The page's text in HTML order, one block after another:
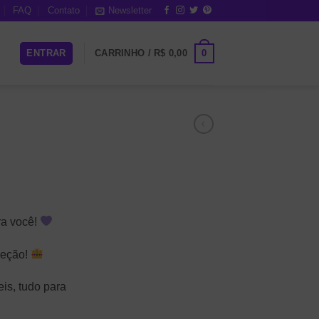
FAQ Contato Newsletter
ENTRAR CARRINHO / R$ 0,00 0
você!
tudo para